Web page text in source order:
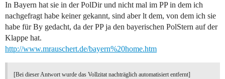
In Bayern hat sie in der PolDir und nicht mal im PP in dem ich
nachgefragt habe keiner gekannt, sind aber lt dem, von dem ich sie
habe für By gedacht, da der PP ja den bayerischen PolStern auf der
Klappe hat.
http://www.mrauschert.de/bayern%20home.htm
[Bei dieser Antwort wurde das Vollzitat nachträglich automatisiert entfernt]